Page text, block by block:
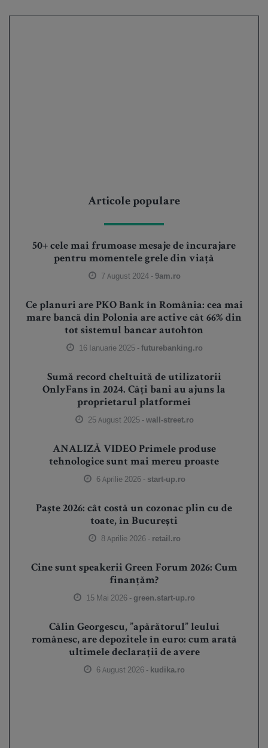
Articole populare
50+ cele mai frumoase mesaje de încurajare
pentru momentele grele din viață
7 August 2024 -9am.ro
Ce planuri are PKO Bank în România: cea mai
mare bancă din Polonia are active cât 66% din
tot sistemul bancar autohton
16 Ianuarie 2025 -futurebanking.ro
Sumă record cheltuită de utilizatorii
OnlyFans în 2024. Câți bani au ajuns la
proprietarul platformei
25 August 2025 -wall-street.ro
ANALIZĂ VIDEO Primele produse
tehnologice sunt mai mereu proaste
6 Aprilie 2026 - start-up.ro
Paște 2026: cât costă un cozonac plin cu de
toate, în București
8 Aprilie 2026 - retail.ro
Cine sunt speakerii Green Forum 2026: Cum
finanțăm?
15 Mai 2026 - green.start-up.ro
Călin Georgescu, ”apărătorul” leului
românesc, are depozitele în euro: cum arată
ultimele declarații de avere
6 August 2026 - kudika.ro